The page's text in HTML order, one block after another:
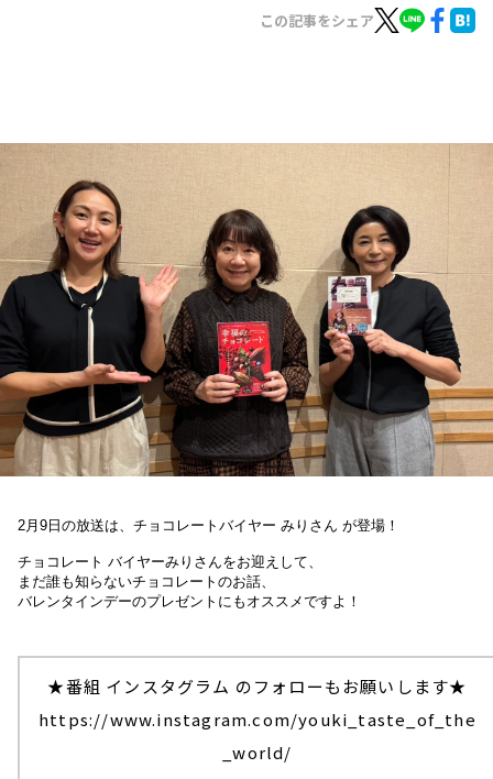
お知らせ
イベント・グッズ
YouTube
会社情報
この記事をシェア
2月9日の放送は、 チョコレートバイヤー みりさん が登場 ！
チョコレート バイヤーみりさんをお迎えして、
まだ誰も知らないチョコレートのお話、
バレンタインデーのプレゼントにもオススメですよ！
★番組 インスタグラム のフォローもお願いします★
https://www.instagram.com/youki_taste_of_the
_world/